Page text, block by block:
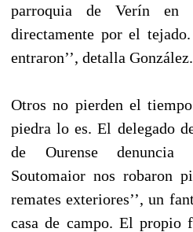
parroquia de Verín en
directamente por el
entraron’’, detalla González.
Otros no pierden el
piedra lo es. El delegado
de Ourense denuncia
Soutomaior nos robaron
remates exteriores’’, un
casa de campo. El propio